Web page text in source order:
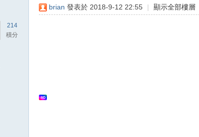
214
積分
brian 發表於 2018-9-12 22:55 | 顯示全部樓層